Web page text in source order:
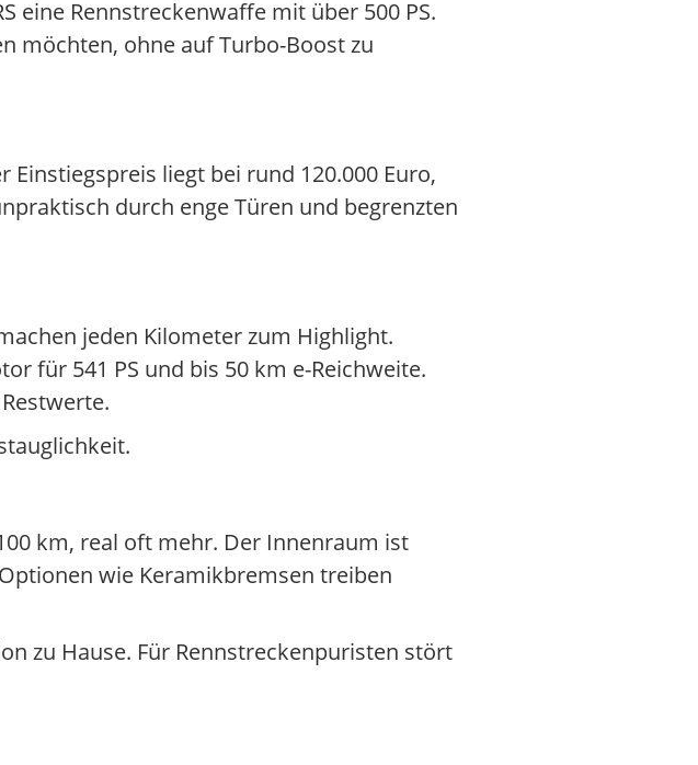
eine Rennstreckenwaffe mit über 500 PS.
möchten, ohne auf Turbo-Boost zu
liegt bei rund 120.000 Euro,
durch enge Türen und begrenzten
jeden Kilometer zum Highlight.
für 541 PS und bis 50 km e-Reichweite.
km, real oft mehr. Der Innenraum ist
wie Keramikbremsen treiben
zu Hause. Für Rennstreckenpuristen stört